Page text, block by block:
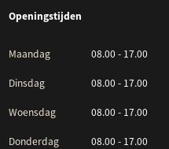
Openingstijden
Maandag 08.00 - 17.00
Dinsdag 08.00 - 17.00
Woensdag 08.00 - 17.00
Donderdag 08.00 - 17.00